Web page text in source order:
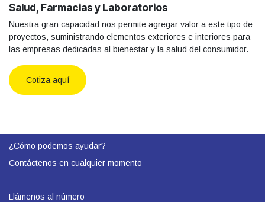
Salud, Farmacias y Laboratorios
Nuestra gran capacidad nos permite agregar valor a este tipo de
proyectos, suministrando elementos exteriores e interiores para
las empresas dedicadas al bienestar y la salud del consumidor.
Cotiza aquí
¿Cómo podemos ayudar?
Contáctenos en cualquier momento
Llámenos al número